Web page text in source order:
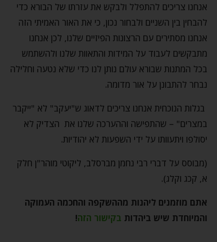
אנחנו צריכים להתפלל ולבקש את עזרתו של הבורא כדי
להבחין בין השניים ולבחור נכון, כי את האור האמיתי הזה
אנחנו מסתירים עם הרצונות הפיזיים שלנו, לכן אנחנו
מתבקשים לעבוד על המידות והתאוות שלנו ולהשתמש
בכל המתנות שבורא עולם נותן לנו כדי שלא נטעה וחלילה
נבחר להתבונן על אור מדומה.
בגלות הנוכחית אנחנו צריכים לדאוג ש"יעקב" לא "ייקבר
במצרים" – שהתפישה וההערכה שלנו את הצדיק לא
יסולפו ויתעוותו על ידי השפעות לא יהודיות.
(מבוסס על דברי רבי נחמן מברסלב, ליקוטי מוהר"ן חלק
א, קכג וקלג).
אתם מוזמנים ליהנות מההשקפה והחכמה העמוקה
והמיוחדת שיש ביהדותבקישור הזה!